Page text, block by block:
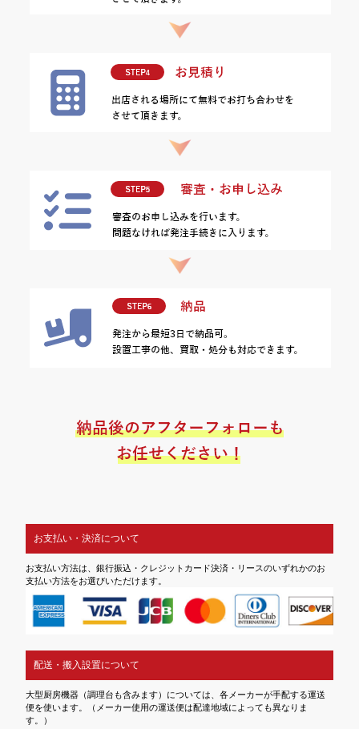
お支払い・決済について
お支払い方法は、銀行振込・クレジットカード決済・リースのいずれかのお
支払い方法をお選びいただけます。
配送・搬入設置について
大型厨房機器（調理台も含みます）については、各メーカーが手配する運送
便を使います。（メーカー使用の運送便は配達地域によっても異なりま
す。）